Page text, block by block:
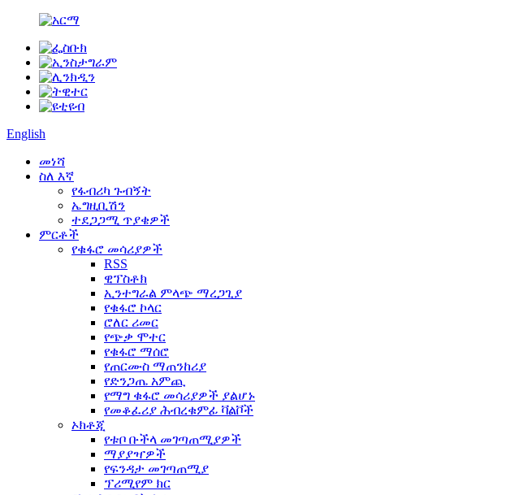
English
መነሻ
ስለ እኛ
የፋብሪካ ጉብኝት
ኤግዚቢሽን
ተደጋጋሚ ጥያቄዎች
ምርቶች
የቁፋሮ መሳሪያዎች
RSS
ዊፕስቶክ
ኢንተግራል ምላጭ ማረጋጊያ
የቁፋሮ ኮላር
ሮለር ሪመር
የጭቃ ሞተር
የቁፋሮ ማሰሮ
የጠርሙስ ማጠንከሪያ
የድንጋጤ አምጪ
የማግ ቁፋሮ መሳሪያዎች ያልሆኑ
የመቆፈሪያ ሕብረቁምፊ ቫልቮች
ኦክቶጂ
የቱቦ ቡችላ መገጣጠሚያዎች
ማያያዣዎች
የፍንዳታ መገጣጠሚያ
ፕሪሚየም ክር